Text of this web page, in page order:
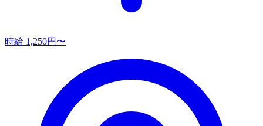
時給 1,250円〜